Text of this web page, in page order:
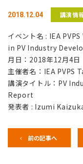
2018.12.04 講演情
イベント名 : IEA
in PV Industry
月日：2018年12月4日
主催者名：IEA PVPS
講演タイトル：PV
Report
発表者 : Izumi
前の記事へ